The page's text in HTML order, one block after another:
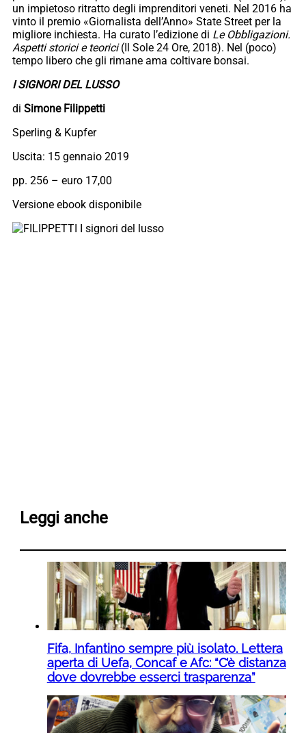
un impietoso ritratto degli imprenditori veneti. Nel 2016 ha
vinto il premio «Giornalista dell’Anno» State Street per la
migliore inchiesta. Ha curato l’edizione di Le Obbligazioni.
Aspetti storici e teorici(Il Sole 24 Ore, 2018). Nel (poco)
tempo libero che gli rimane ama coltivare bonsai.
I SIGNORI DEL LUSSO
di Simone Filippetti
Sperling & Kupfer
Uscita: 15 gennaio 2019
pp. 256 – euro 17,00
Versione ebook disponibile
Leggi anche
Fifa, Infantino sempre più isolato. Lettera
aperta di Uefa, Concaf e Afc: “C’è distanza
dove dovrebbe esserci trasparenza”